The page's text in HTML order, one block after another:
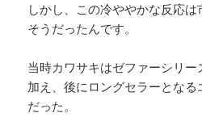
しかし、この冷ややかな反応
そうだったんです。
当時カワサキはゼファーシリ
加え、後にロングセラーとな
だった。